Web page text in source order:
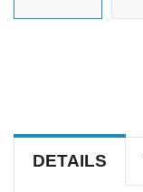
DETAILS